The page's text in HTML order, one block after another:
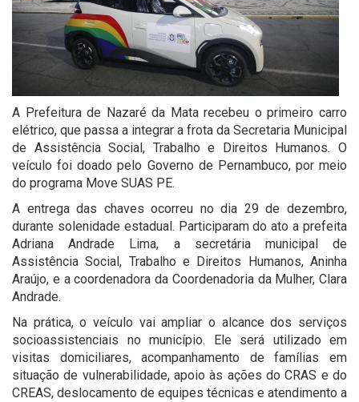
A Prefeitura de Nazaré da Mata recebeu o primeiro carro
elétrico, que passa a integrar a frota da Secretaria Municipal
de Assistência Social, Trabalho e Direitos Humanos. O
veículo foi doado pelo Governo de Pernambuco, por meio
do programa Move SUAS PE.
A entrega das chaves ocorreu no dia 29 de dezembro,
durante solenidade estadual. Participaram do ato a prefeita
Adriana Andrade Lima, a secretária municipal de
Assistência Social, Trabalho e Direitos Humanos, Aninha
Araújo, e a coordenadora da Coordenadoria da Mulher, Clara
Andrade.
Na prática, o veículo vai ampliar o alcance dos serviços
socioassistenciais no município. Ele será utilizado em
visitas domiciliares, acompanhamento de famílias em
situação de vulnerabilidade, apoio às ações do CRAS e do
CREAS, deslocamento de equipes técnicas e atendimento a